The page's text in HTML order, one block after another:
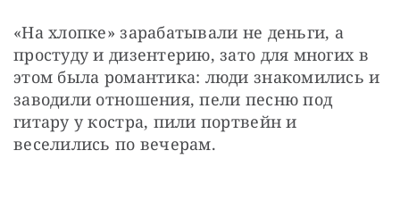
«На хлопке» зарабатывали не деньги, а
простуду и дизентерию, зато для многих в
этом была романтика: люди знакомились и
заводили отношения, пели песню под
гитару у костра, пили портвейн и
веселились по вечерам.